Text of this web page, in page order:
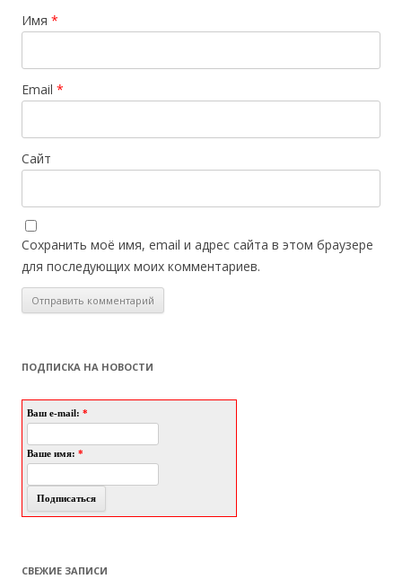
Имя *
Email *
Сайт
Сохранить моё имя, email и адрес сайта в этом браузере
для последующих моих комментариев.
ПОДПИСКА НА НОВОСТИ
Ваш e-mail: *
Ваше имя: *
СВЕЖИЕ ЗАПИСИ